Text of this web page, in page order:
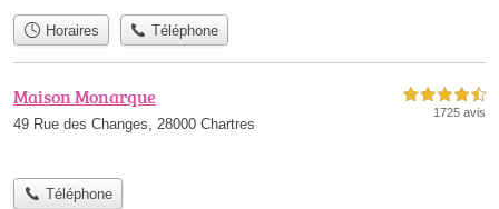
Horaires Téléphone
Maison Monarque
49 Rue des Changes, 28000 Chartres
4,5 étoiles sur 5
1725 avis
Téléphone